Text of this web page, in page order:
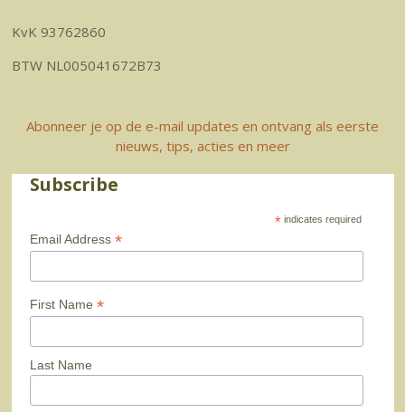
KvK 93762860
BTW NL005041672B73
Abonneer je op de e-mail updates en ontvang als eerste
nieuws, tips, acties en meer
Subscribe
* indicates required
Email Address *
First Name *
Last Name